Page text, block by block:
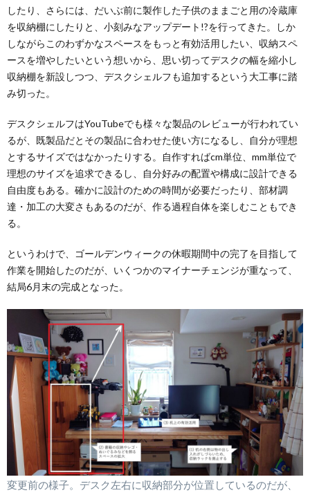
したり、さらには、だいぶ前に製作した子供のままごと用の冷蔵庫
を収納棚にしたりと、小刻みなアップデート!?を行ってきた。しか
しながらこのわずかなスペースをもっと有効活用したい、収納スペ
ースを増やしたいという想いから、思い切ってデスクの幅を縮小し
収納棚を新設しつつ、デスクシェルフも追加するという大工事に踏
み切った。
デスクシェルフはYouTubeでも様々な製品のレビューが行われてい
るが、既製品だとその製品に合わせた使い方になるし、自分が理想
とするサイズではなかったりする。自作すればcm単位、mm単位で
理想のサイズを追求できるし、自分好みの配置や構成に設計できる
自由度もある。確かに設計のための時間が必要だったり、部材調
達・加工の大変さもあるのだが、作る過程自体を楽しむこともでき
る。
というわけで、ゴールデンウィークの休暇期間中の完了を目指して
作業を開始したのだが、いくつかのマイナーチェンジが重なって、
結局6月末の完成となった。
変更前の様子。デスク左右に収納部分が位置しているのだが、